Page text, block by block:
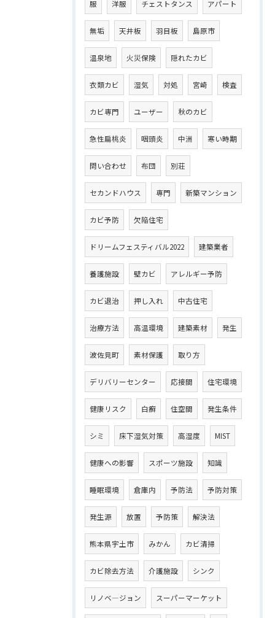
服 洋服 チェストタンス アパート
無垢 天井板 羽目板 島原市
温泉地 火災保険 隠れたカビ
衣類カビ 湿気 対処 宮崎 検査
カビ専門 ユーザー 秋のカビ
急性扁桃炎 咽頭炎 中洲 寒い時期
問い合わせ 布団 別荘
セカンドハウス 専門 新築マンション
カビ予防 欠陥住宅
ドリームフェスティバル2022 建築業者
養護施設 壁カビ アレルギー予防
カビ退治 押し入れ 中古住宅
治療方法 高温環境 建築素材 発生
波佐見町 素材保護 取り方
デリバリーセンター 応接間 住宅環境
健康リスク 白癬 住空間 発生条件
シミ 床下湿気対策 高湿度 MIST
健康への影響 スポーツ施設 知識
睡眠環境 倉庫内 予防法 予防対策
発生源 放置 予防策 解決法
熊本県宇土市 みかん カビ清掃
カビ除去方法 介護施設 シンク
リノベ―ジョン スーパーマーケット